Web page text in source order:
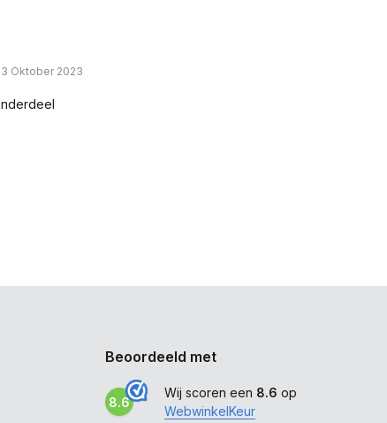
Oktober 2023
Beoordeeld met
8.6
Wij scoren een 8.6 op
WebwinkelKeur